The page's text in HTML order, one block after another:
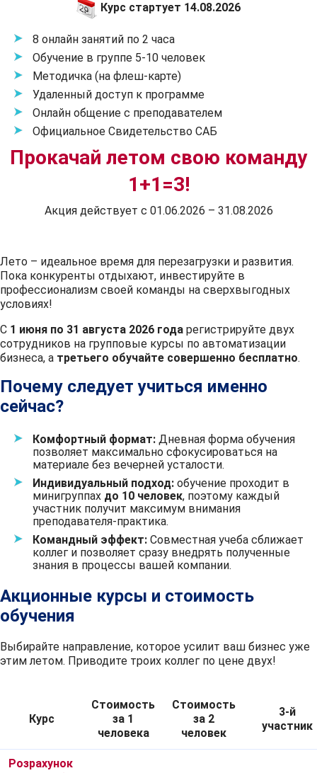
Курс стартует 14.08.2026
8 онлайн занятий по 2 часа
Обучение в группе 5-10 человек
Методичка (на флеш-карте)
Удаленный доступ к программе
Онлайн общение с преподавателем
Официальное Свидетельство САБ
Прокачай летом свою команду
1+1=3!
Акция действует с 01.06.2026 – 31.08.2026
Лето – идеальное время для перезагрузки и развития.
Пока конкуренты отдыхают, инвестируйте в
профессионализм своей команды на сверхвыгодных
условиях!
С 1 июня по 31 августа 2026 года регистрируйте двух
сотрудников на групповые курсы по автоматизации
бизнеса, а третьего обучайте совершенно бесплатно.
Почему следует учиться именно
сейчас?
Комфортный формат: Дневная форма обучения
позволяет максимально сфокусироваться на
материале без вечерней усталости.
Индивидуальный подход: обучение проходит в
минигруппах до 10 человек, поэтому каждый
участник получит максимум внимания
преподавателя-практика.
Командный эффект: Совместная учеба сближает
коллег и позволяет сразу внедрять полученные
знания в процессы вашей компании.
Акционные курсы и стоимость
обучения
Выбирайте направление, которое усилит ваш бизнес уже
этим летом. Приводите троих коллег по цене двух!
Курс
Стоимость
за 1
человека
Стоимость
за 2
человек
3-й
участник
Розрахунок